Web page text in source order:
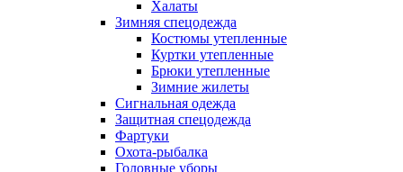
Халаты
Зимняя спецодежда
Костюмы утепленные
Куртки утепленные
Брюки утепленные
Зимние жилеты
Сигнальная одежда
Защитная спецодежда
Фартуки
Охота-рыбалка
Головные уборы